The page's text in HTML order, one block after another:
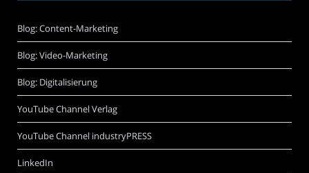
Blog: Content-Marketing
Blog: Video-Marketing
Blog: Digitalisierung
YouTube Channel Verlag
YouTube Channel industryPRESS
LinkedIn